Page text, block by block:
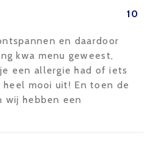
10
en daardoor
kwa menu geweest,
een allergie had of iets
mooi uit! En toen de
wij hebben een